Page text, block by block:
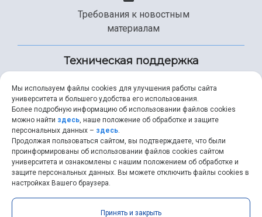
Требования к новостным
материалам
Техническая поддержка
+7 (846) 267-49-99
help@ssau.ru
Самарский университет © 2026 |ssau.ru
Мы используем файлы cookies для улучшения работы сайта
университета и большего удобства его использования.
Более подробную информацию об использовании файлов cookies
можно найти здесь, наше положение об обработке и защите
персональных данных – здесь.
Продолжая пользоваться сайтом, вы подтверждаете, что были
проинформированы об использовании файлов cookies сайтом
университета и ознакомлены с нашим положением об обработке и
защите персональных данных. Вы можете отключить файлы cookies в
настройках Вашего браузера.
Принять и закрыть